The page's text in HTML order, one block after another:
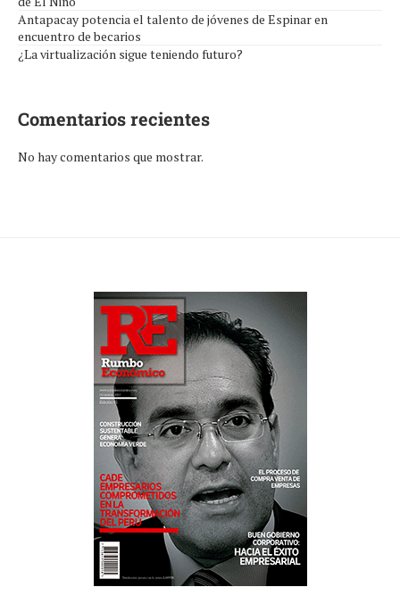
Antapacay potencia el talento de jóvenes de Espinar en
encuentro de becarios
¿La virtualización sigue teniendo futuro?
Comentarios recientes
No hay comentarios que mostrar.